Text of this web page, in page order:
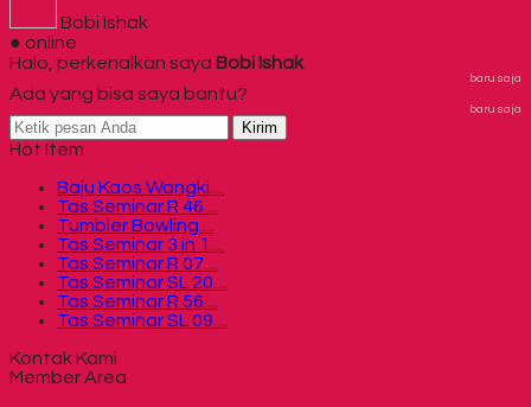
Bobi Ishak
● online
Halo, perkenalkan saya Bobi Ishak
baru saja
Ada yang bisa saya bantu?
baru saja
Kirim
Hot Item
Baju Kaos Wangki....
Tas Seminar R 46....
Tumbler Bowling....
Tas Seminar 3 in 1....
Tas Seminar R 07....
Tas Seminar SL 20....
Tas Seminar R 56....
Tas Seminar SL 09....
Kontak Kami
Member Area